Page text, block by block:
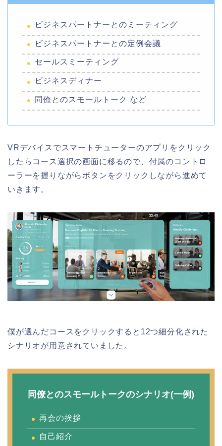
ビジネスパートナーとのミーティング
ビジネスパートナーとの定例会議
セールスミーティング
ビジネスディナー
同僚とのスモールトーク など
VRデバイスでスマートチューターのアプリをクリック
したらコース選択の画面に移るので、付属のコントロ
ーラーを握りながらボタンをクリックしながら進めて
いきます。
僕が選んだコースをクリックすると12つ細分化された
シナリオが用意されていました。
同僚とのスモールトークのシナリオ(一例)
再会の挨拶
自己紹介